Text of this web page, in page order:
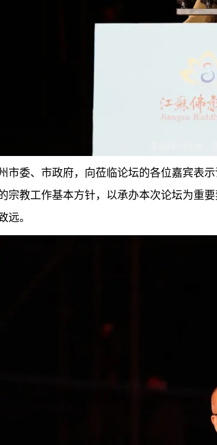
市委、市政府，向莅临论坛的各位嘉宾表
宗教工作基本方针，以承办本次论坛为重
远。